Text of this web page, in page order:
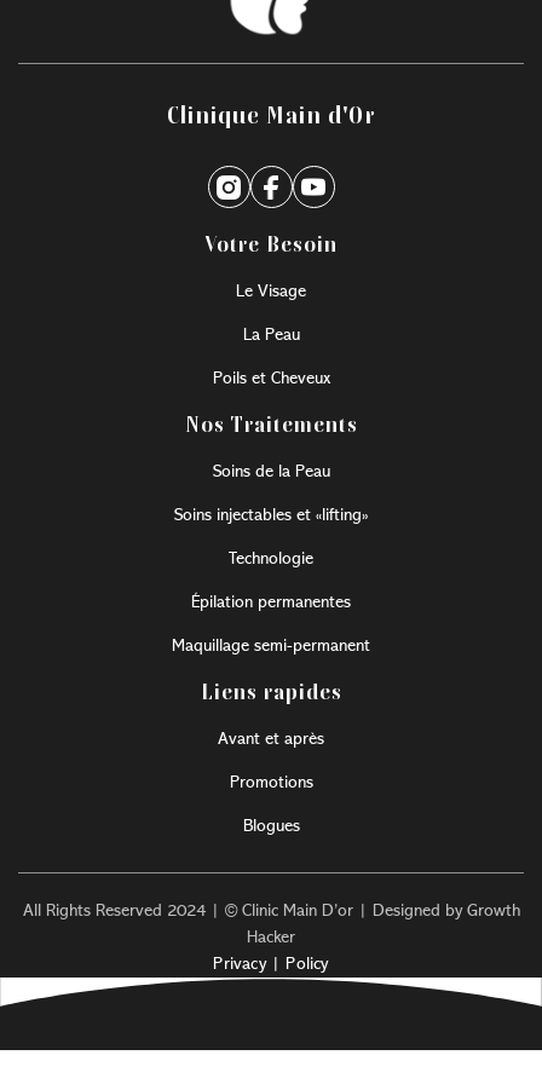
Clinique Main d'Or
Votre Besoin
Le Visage
La Peau
Poils et Cheveux
Nos Traitements
Soins de la Peau
Soins injectables et «lifting»
Technologie
Épilation permanentes
Maquillage semi-permanent
Liens rapides
Avant et après
Promotions
Blogues
All Rights Reserved 2024 | © Clinic Main D’or | Designed by Growth
Hacker
Privacy | Policy